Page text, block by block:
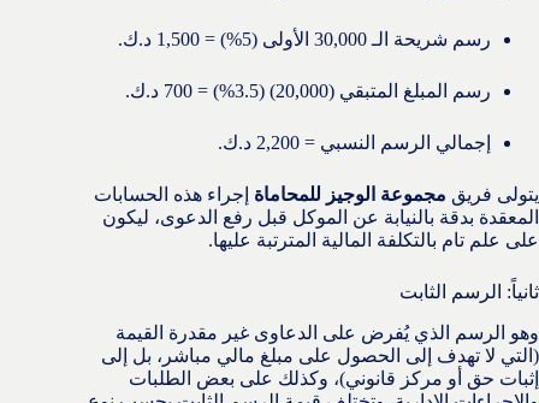
رسم شريحة الـ 30,000 الأولى (5%) = 1,500 د.ك.
رسم المبلغ المتبقي (20,000) (3.5%) = 700 د.ك.
إجمالي الرسم النسبي = 2,200 د.ك.
يتولى فريق مجموعة الوجيز للمحاماة إجراء هذه الحسابات
المعقدة بدقة بالنيابة عن الموكل قبل رفع الدعوى، ليكون
على علم تام بالتكلفة المالية المترتبة عليها.
ثانياً: الرسم الثابت
وهو الرسم الذي يُفرض على الدعاوى غير مقدرة القيمة
(التي لا تهدف إلى الحصول على مبلغ مالي مباشر، بل إلى
إثبات حق أو مركز قانوني)، وكذلك على بعض الطلبات